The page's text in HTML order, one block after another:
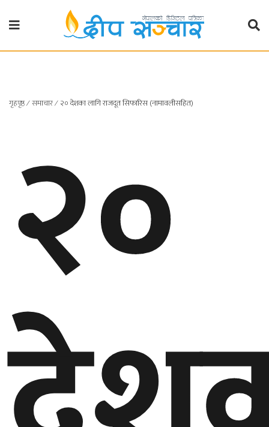
गृहपृष्ठ
प्रदेश
बाग्मती
प्रदेश
कर्णाली
सुदूरपश्चिम
प्रदेश
गृहपृष्ठ∕समाचार∕२० देशका लागि राजदूत सिफारिस (नामावलीसहित)
२०